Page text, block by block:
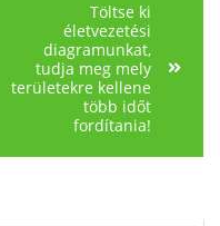
Töltse ki
életvezetési
diagramunkat,
tudja meg mely
területekre kellene
több időt
fordítania!